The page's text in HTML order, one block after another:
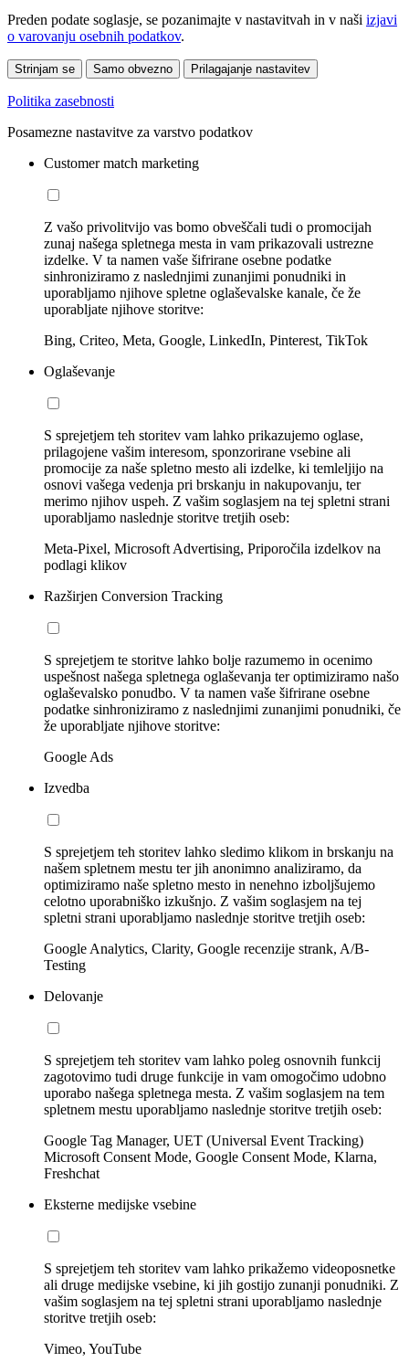
Preden podate soglasje, se pozanimajte v nastavitvah in v naši izjavi
o varovanju osebnih podatkov.
Strinjam se Samo obvezno Prilagajanje nastavitev
Politika zasebnosti
Posamezne nastavitve za varstvo podatkov
Customer match marketing
Z vašo privolitvijo vas bomo obveščali tudi o promocijah
zunaj našega spletnega mesta in vam prikazovali ustrezne
izdelke. V ta namen vaše šifrirane osebne podatke
sinhroniziramo z naslednjimi zunanjimi ponudniki in
uporabljamo njihove spletne oglaševalske kanale, če že
uporabljate njihove storitve:
Bing, Criteo, Meta, Google, LinkedIn, Pinterest, TikTok
Oglaševanje
S sprejetjem teh storitev vam lahko prikazujemo oglase,
prilagojene vašim interesom, sponzorirane vsebine ali
promocije za naše spletno mesto ali izdelke, ki temleljijo na
osnovi vašega vedenja pri brskanju in nakupovanju, ter
merimo njihov uspeh. Z vašim soglasjem na tej spletni strani
uporabljamo naslednje storitve tretjih oseb:
Meta-Pixel, Microsoft Advertising, Priporočila izdelkov na
podlagi klikov
Razširjen Conversion Tracking
S sprejetjem te storitve lahko bolje razumemo in ocenimo
uspešnost našega spletnega oglaševanja ter optimiziramo našo
oglaševalsko ponudbo. V ta namen vaše šifrirane osebne
podatke sinhroniziramo z naslednjimi zunanjimi ponudniki, če
že uporabljate njihove storitve:
Google Ads
Izvedba
S sprejetjem teh storitev lahko sledimo klikom in brskanju na
našem spletnem mestu ter jih anonimno analiziramo, da
optimiziramo naše spletno mesto in nenehno izboljšujemo
celotno uporabniško izkušnjo. Z vašim soglasjem na tej
spletni strani uporabljamo naslednje storitve tretjih oseb:
Google Analytics, Clarity, Google recenzije strank, A/B-
Testing
Delovanje
S sprejetjem teh storitev vam lahko poleg osnovnih funkcij
zagotovimo tudi druge funkcije in vam omogočimo udobno
uporabo našega spletnega mesta. Z vašim soglasjem na tem
spletnem mestu uporabljamo naslednje storitve tretjih oseb:
Google Tag Manager, UET (Universal Event Tracking)
Microsoft Consent Mode, Google Consent Mode, Klarna,
Freshchat
Eksterne medijske vsebine
S sprejetjem teh storitev vam lahko prikažemo videoposnetke
ali druge medijske vsebine, ki jih gostijo zunanji ponudniki. Z
vašim soglasjem na tej spletni strani uporabljamo naslednje
storitve tretjih oseb:
Vimeo, YouTube